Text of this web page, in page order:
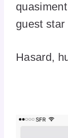
guest star
Hasard,